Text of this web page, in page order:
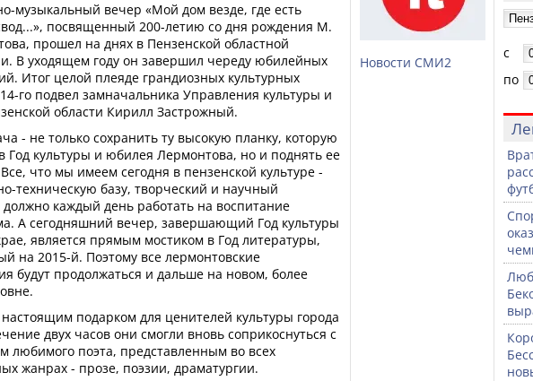
музыкальный вечер «Мой дом везде, где есть
посвященный 200-летию со дня рождения М.
прошел на днях в Пензенской областной
В уходящем году он завершил череду юбилейных
Итог целой плеяде грандиозных культурных
го подвел замначальника Управления культуры и
области Кирилл Застрожный.
- не только сохранить ту высокую планку, которую
Год культуры и юбилея Лермонтова, но и поднять ее
что мы имеем сегодня в пензенской культуре -
техническую базу, творческий и научный
каждый день работать на воспитание
А сегодняшний вечер, завершающий Год культуры
является прямым мостиком в Год литературы,
на 2015-й. Поэтому все лермонтовские
будут продолжаться и дальше на новом, более
подарком для ценителей культуры города
двух часов они смогли вновь соприкоснуться с
любимого поэта, представленным во всех
жанрах - прозе, поэзии, драматургии.
Новости СМИ2
с
по